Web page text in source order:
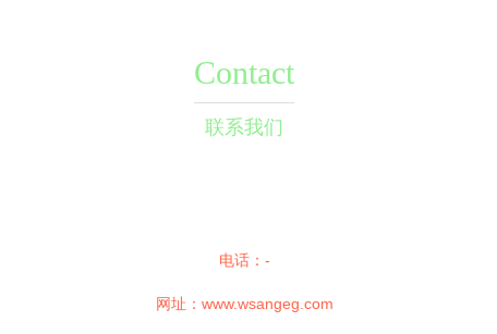
Contact
联系我们
电话：-
网址： www.wsangeg.com